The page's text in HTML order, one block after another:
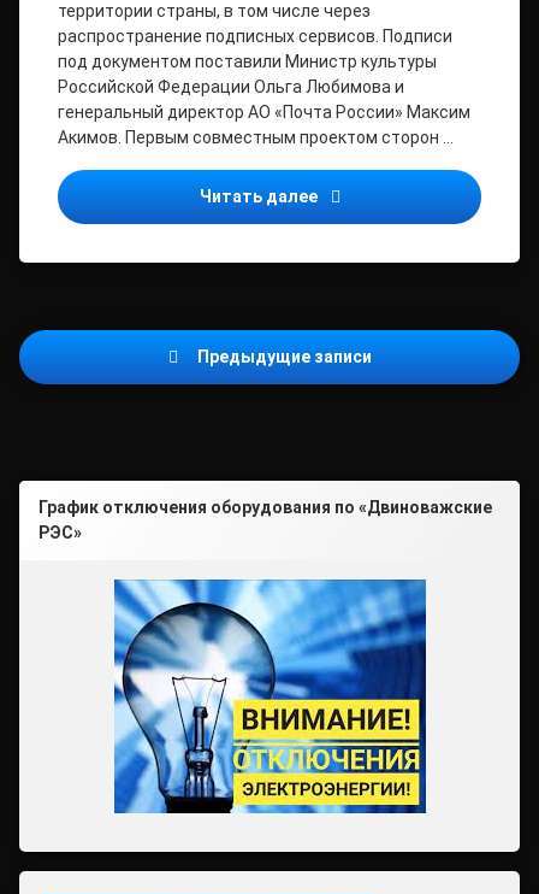
территории страны, в том числе через
распространение подписных сервисов. Подписи
под документом поставили Министр культуры
Российской Федерации Ольга Любимова и
генеральный директор АО «Почта России» Максим
Акимов. Первым совместным проектом сторон …
Читать далее Министерство
Навигация
по
Предыдущие записи
График отключения оборудования по «Двиноважские
РЭС»